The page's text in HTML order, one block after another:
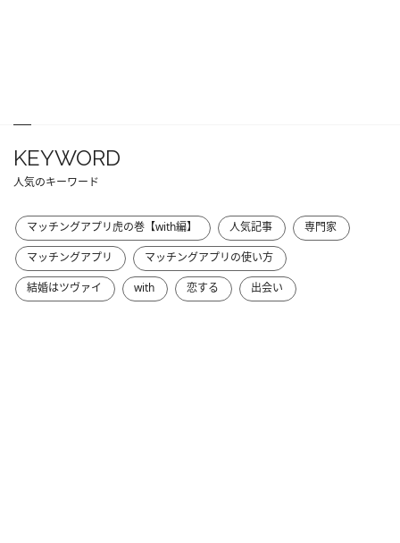
KEYWORD
人気のキーワード
マッチングアプリ虎の巻【with編】 人気記事
専門家
マッチングアプリ
マッチングアプリの使い方
結婚はツヴァイ
with 恋する 出会い